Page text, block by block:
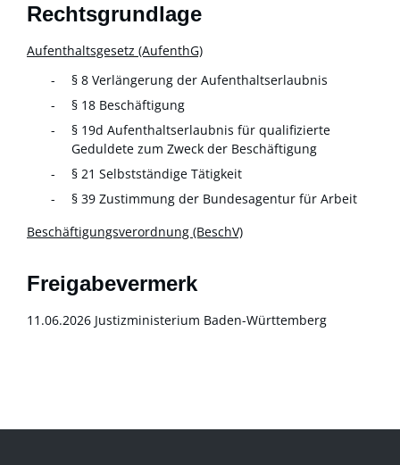
Rechtsgrundlage
Aufenthaltsgesetz (AufenthG)
§ 8 Verlängerung der Aufenthaltserlaubnis
§ 18 Beschäftigung
§ 19d Aufenthaltserlaubnis für qualifizierte
Geduldete zum Zweck der Beschäftigung
§ 21 Selbstständige Tätigkeit
§ 39 Zustimmung der Bundesagentur für Arbeit
Beschäftigungsverordnung (BeschV)
Freigabevermerk
11.06.2026 Justizministerium Baden-Württemberg